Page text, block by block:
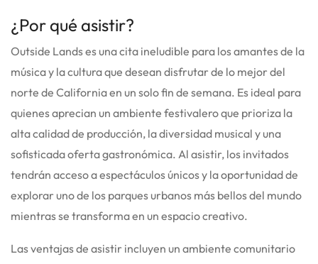
¿Por qué asistir?
Outside Lands es una cita ineludible para los amantes de la
música y la cultura que desean disfrutar de lo mejor del
norte de California en un solo fin de semana. Es ideal para
quienes aprecian un ambiente festivalero que prioriza la
alta calidad de producción, la diversidad musical y una
sofisticada oferta gastronómica. Al asistir, los invitados
tendrán acceso a espectáculos únicos y la oportunidad de
explorar uno de los parques urbanos más bellos del mundo
mientras se transforma en un espacio creativo.
Las ventajas de asistir incluyen un ambiente comunitario